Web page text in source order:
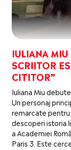
IULIANA
SCRIITOR
CITITOR”
Iuliana Miu
Un personaj
remarcate pentru
descoperi istoria
a Academiei
Paris 3. Este